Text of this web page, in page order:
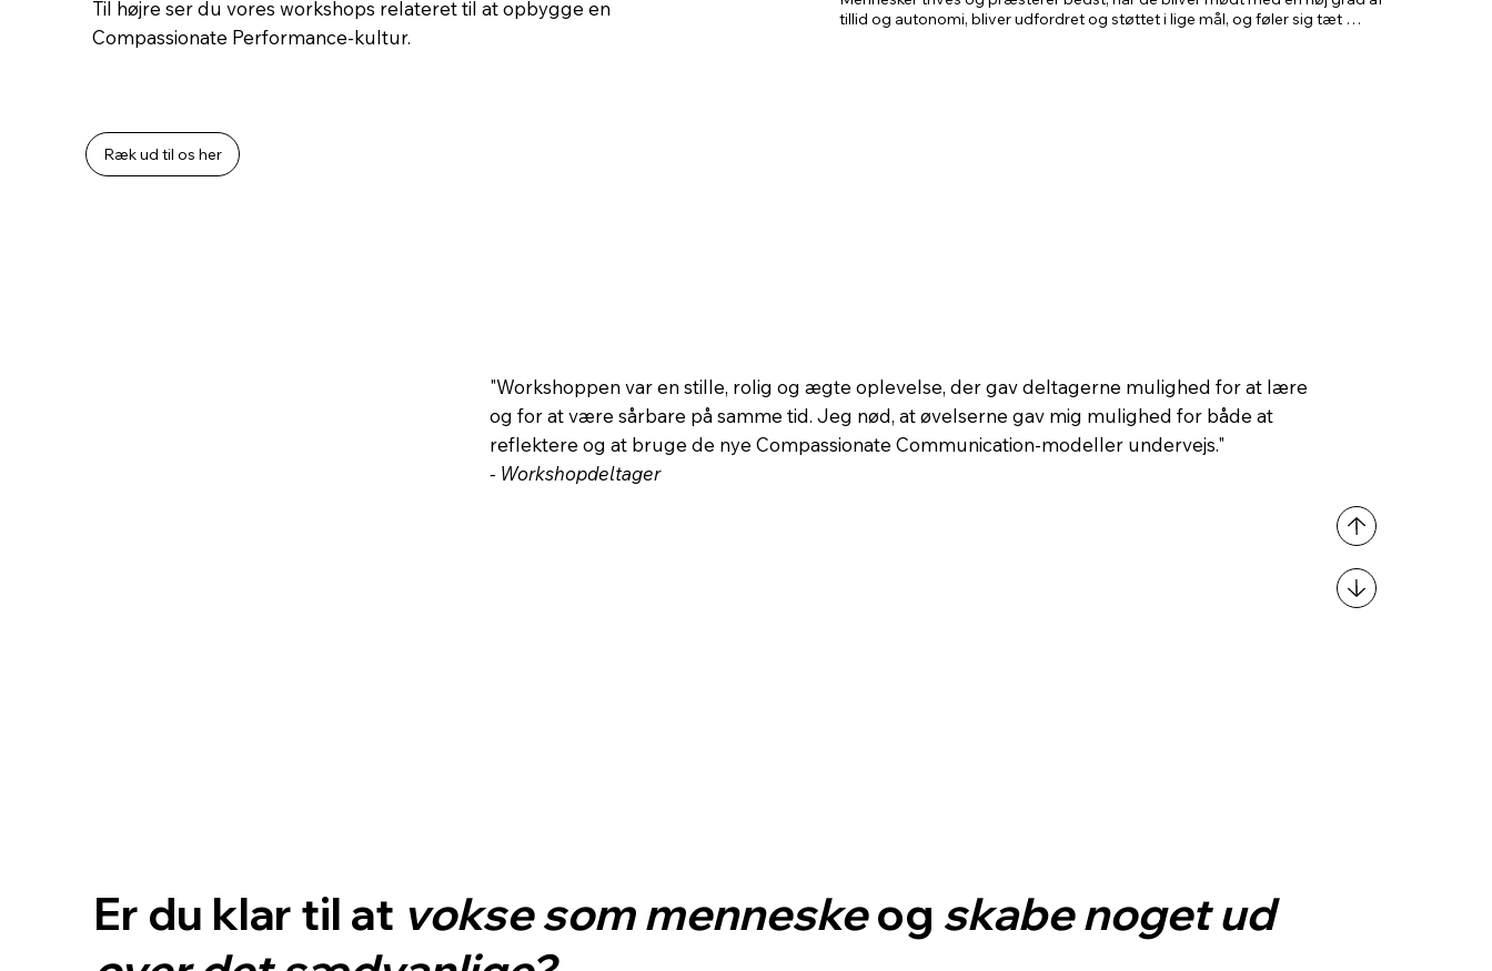
Til højre ser du vores workshops relateret til at opbygge en
Compassionate Performance-kultur.
Ræk ud til os her
med rummelighed og compassion.
tillid og autonomi, bliver udfordret og støttet i lige mål, og føler sig tæt
"Workshoppen var en stille, rolig og ægte oplevelse, der gav deltagerne mulighed for at lære
og for at være sårbare på samme tid. Jeg nød, at øvelserne gav mig mulighed for både at
reflektere og at bruge de nye Compassionate Communication-modeller undervejs."
- Workshopdeltager
Er du klar til at vokse som menneskeog skabe noget ud